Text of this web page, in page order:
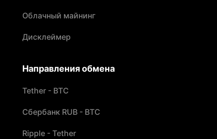
Облачный майнинг
Дисклеймер
Направления обмена
Tether - BTC
Сбербанк RUB - BTC
Ripple - Tether